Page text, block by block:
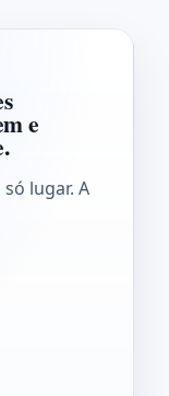
e
lugar. A